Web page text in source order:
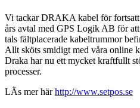
Vi tackar DRAKA kabel för
års avtal med GPS Logik AB för
tals fältplacerade kabeltrummor
Allt sköts smidigt med våra online
Draka har nu ett mycket kraftfullt
processer.
LÄs mer härhttp://www.setpos.se